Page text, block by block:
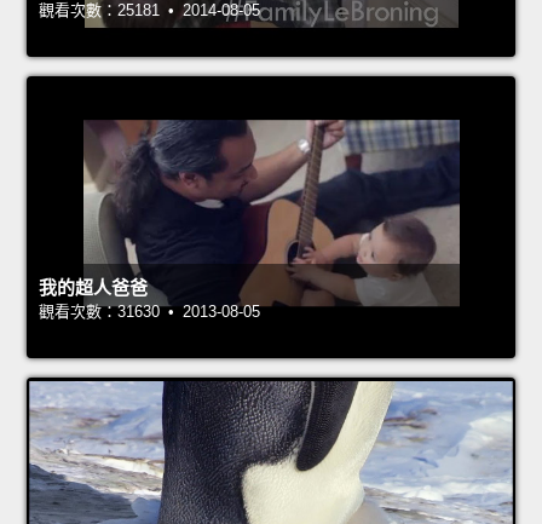
觀看次數：25181 • 2014-08-05
我的超人爸爸
觀看次數：31630 • 2013-08-05